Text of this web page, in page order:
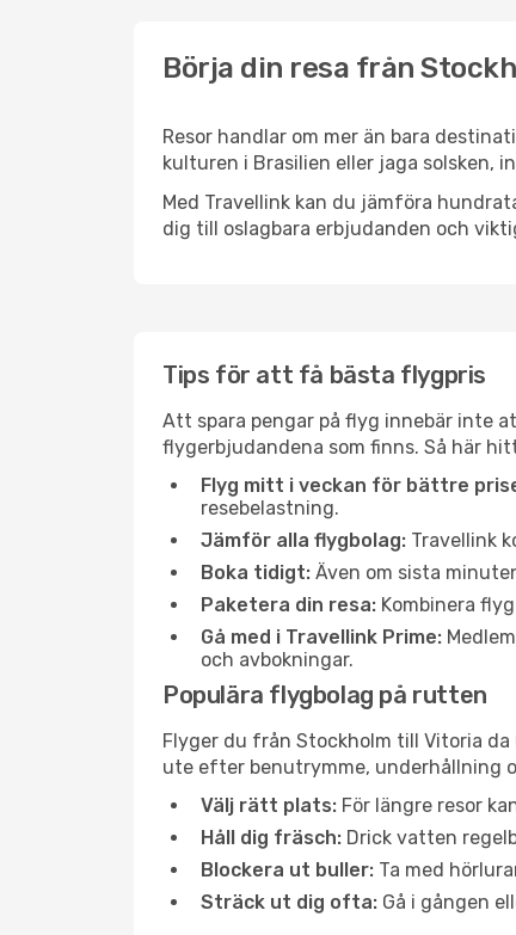
Börja din resa från
Resor handlar om mer än bara
kulturen i Brasilien eller jaga solsken,
Med Travellink kan du jämföra
dig till oslagbara erbjudanden och
Tips för att få bästa flygpris
Att spara pengar på flyg innebär inte
flygerbjudandena som finns. Så här
Flyg mitt i veckan för bättre
resebelastning.
Jämför alla flygbolag: Travellink
Boka tidigt: Även om sista
Paketera din resa: Kombinera
Gå med i Travellink Prime:
och avbokningar.
Populära flygbolag på rutten
Flyger du från Stockholm till Vitoria
ute efter benutrymme, underhållning
Välj rätt plats: För längre resor
Håll dig fräsch: Drick vatten
Blockera ut buller: Ta med
Sträck ut dig ofta: Gå i gången